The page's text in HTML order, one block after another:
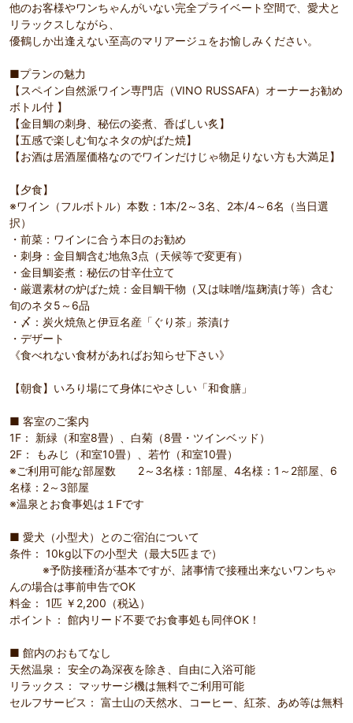
他のお客様やワンちゃんがいない完全プライベート空間で、愛犬と
リラックスしながら、
優鶴しか出逢えない至高のマリアージュをお愉しみください。
■プランの魅力
【スペイン自然派ワイン専門店（VINO RUSSAFA）オーナーお勧め
ボトル付 】
【金目鯛の刺身、秘伝の姿煮、香ばしい炙】
【五感で楽しむ旬なネタの炉ばた焼】
【お酒は居酒屋価格なのでワインだけじゃ物足りない方も大満足】
【夕食】
※ワイン（フルボトル）本数：1本/2～3名、2本/4～6名（当日選
択）
・前菜：ワインに合う本日のお勧め
・刺身：金目鯛含む地魚3点（天候等で変更有）
・金目鯛姿煮：秘伝の甘辛仕立て
・厳選素材の炉ばた焼：金目鯛干物（又は味噌/塩麹漬け等）含む
旬のネタ5～6品
・〆：炭火焼魚と伊豆名産「ぐり茶」茶漬け
・デザート
《食べれない食材があればお知らせ下さい》
【朝食】いろり場にて身体にやさしい「和食膳」
■ 客室のご案内
1F： 新緑（和室8畳）、白菊（8畳・ツインベッド）
2F： もみじ（和室10畳）、若竹（和室10畳）
※ご利用可能な部屋数 2～3名様：1部屋、4名様：1～2部屋、6
名様：2～3部屋
※温泉とお食事処は１Fです
■ 愛犬（小型犬）とのご宿泊について
条件： 10kg以下の小型犬（最大5匹まで）
※予防接種済が基本ですが、諸事情で接種出来ないワンちゃ
んの場合は事前申告でOK
料金： 1匹 ￥2,200（税込）
ポイント： 館内リード不要でお食事処も同伴OK！
■ 館内のおもてなし
天然温泉： 安全の為深夜を除き、自由に入浴可能
リラックス： マッサージ機は無料でご利用可能
セルフサービス： 富士山の天然水、コーヒー、紅茶、あめ等は無料